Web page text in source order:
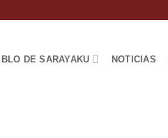
DE SARAYAKU NOTICIAS